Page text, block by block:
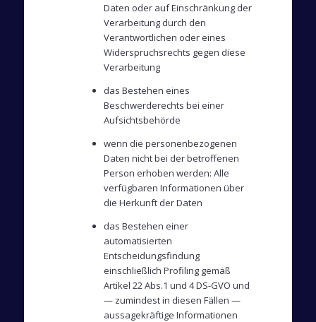
Daten oder auf Einschränkung der
Verarbeitung durch den
Verantwortlichen oder eines
Widerspruchsrechts gegen diese
Verarbeitung
das Bestehen eines
Beschwerderechts bei einer
Aufsichtsbehörde
wenn die personenbezogenen
Daten nicht bei der betroffenen
Person erhoben werden: Alle
verfügbaren Informationen über
die Herkunft der Daten
das Bestehen einer
automatisierten
Entscheidungsfindung
einschließlich Profiling gemäß
Artikel 22 Abs.1 und 4 DS-GVO und
— zumindest in diesen Fällen —
aussagekräftige Informationen